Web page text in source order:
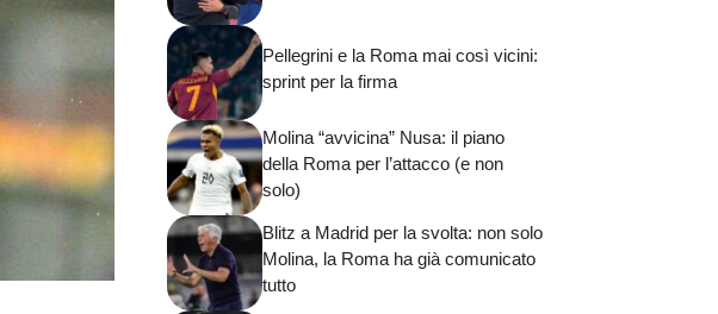
Pellegrini e la Roma mai così vicini:
sprint per la firma
Molina “avvicina” Nusa: il piano
della Roma per l’attacco (e non
solo)
Blitz a Madrid per la svolta: non solo
Molina, la Roma ha già comunicato
tutto